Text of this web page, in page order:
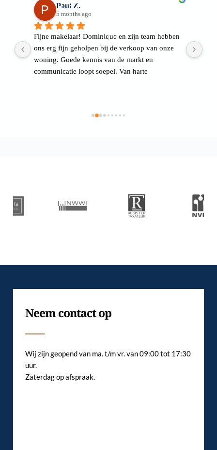
Paul Z.
5 months ago
Fijne makelaar! Dominique en zijn team hebben
ons erg fijn geholpen bij de verkoop van onze
woning. Goede kennis van de markt en
communicatie loopt soepel. Van harte
DISCOVER OUR SPECIALTY
Neem contact op
Wij zijn geopend van ma. t/m vr. van 09:00 tot 17:30
uur.
Zaterdag op afspraak.